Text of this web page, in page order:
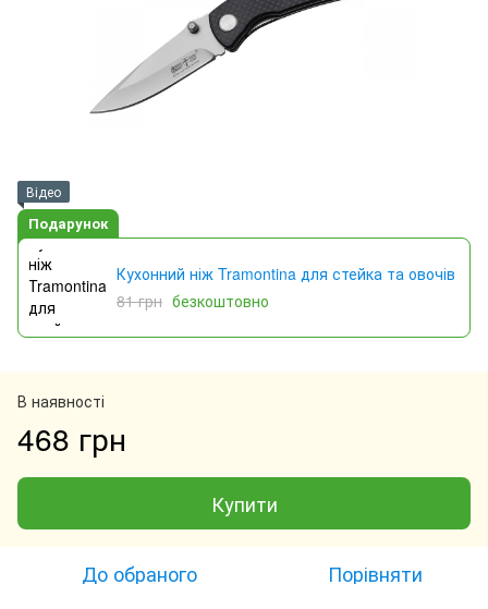
Відео
Подарунок
Кухонний ніж Tramontina для стейка та овочів
81 грн безкоштовно
В наявності
468 грн
Купити
До обраного Порівняти